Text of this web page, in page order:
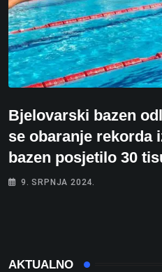
Bjelovarski bazen
se obaranje rekorda
bazen posjetilo 30
9. SRPNJA 2024.
AKTUALNO